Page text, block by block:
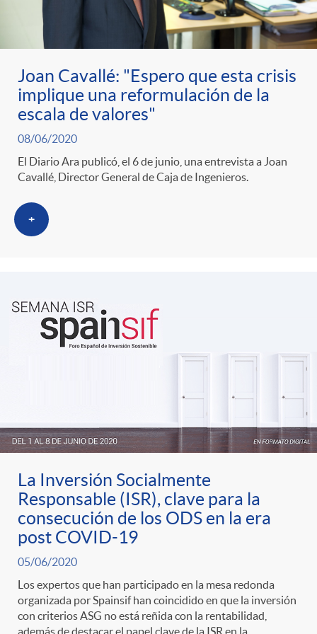
r
a
S
a
l
d
r
e
n
s
n
p
o
r
c
t
o
r
í
a
e
n
i
d
o
n
a
F
i
l
i
c
a
d
o
c
o
n
t
e
Joan Cavallé: "Espero que esta crisis
implique una reformulación de la
escala de valores"
08/06/2020
El Diario Ara publicó, el 6 de junio, una entrevista a Joan
Cavallé, Director General de Caja de Ingenieros.
+
La Inversión Socialmente
Responsable (ISR), clave para la
consecución de los ODS en la era
post COVID-19
05/06/2020
Los expertos que han participado en la mesa redonda
organizada por Spainsif han coincidido en que la inversión
con criterios ASG no está reñida con la rentabilidad,
además de destacar el papel clave de la ISR en la